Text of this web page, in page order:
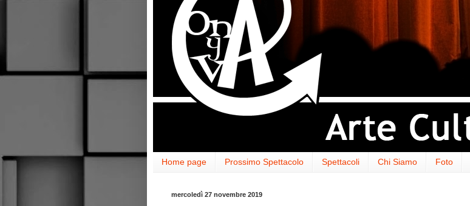
Home page Prossimo Spettacolo Spettacoli Chi Siamo Foto
mercoledì 27 novembre 2019